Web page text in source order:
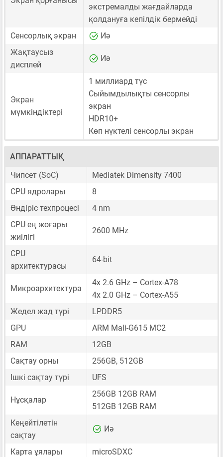
экстремалды жағдайларда
қолдануға кепілдік бермейді
Сенсорлық экран
Иә
Жақтаусыз
дисплей
Иә
Экран
мүмкіндіктері
1 миллиард түс
Сыйымдылықты сенсорлы
экран
HDR10+
Көп нүктелі сенсорлы экран
АППАРАТТЫҚ
Чипсет (SoC)
Mediatek Dimensity 7400
CPU ядролары
8
Өндіріс техпроцесі
4 nm
CPU ең жоғары
жиілігі
2600 MHz
CPU
архитектурасы
64-bit
Микроархитектура
4x 2.6 GHz – Cortex-A78
4x 2.0 GHz – Cortex-A55
Жедел жад түрі
LPDDR5
GPU
ARM Mali-G615 MC2
RAM
12GB
Сақтау орны
256GB, 512GB
Ішкі сақтау түрі
UFS
Нұсқалар
256GB 12GB RAM
512GB 12GB RAM
Кеңейтілетін
сақтау
Иә
Карта ұялары microSDXC